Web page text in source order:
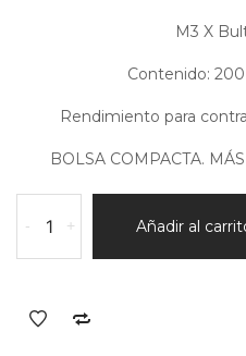
M3 X
Contenido: 200
Rendimiento para
BOLSA COMPACTA.
-
(EPS
molido)
+ Añadir al